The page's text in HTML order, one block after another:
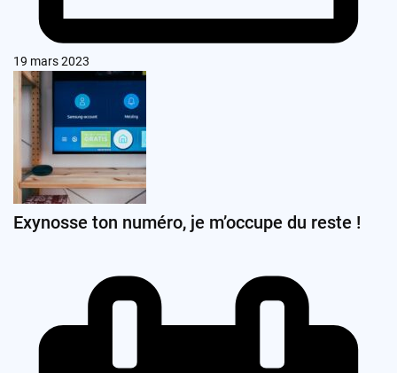
19 mars 2023
Exynosse ton numéro, je m’occupe du reste !